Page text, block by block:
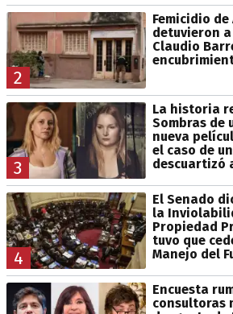
2
Femicidio
detuvieron
Claudio
3
La historia
Sombras de
nueva
el caso de
descuartizó
4
El Senado
la
Propiedad
tuvo que
Manejo del
Encuesta
consultoras